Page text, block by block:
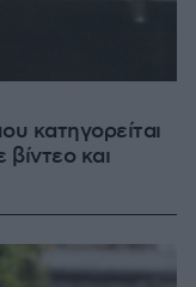
κατηγορείται
και